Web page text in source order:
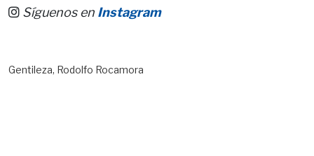
Síguenos en Instagram
Gentileza, Rodolfo Rocamora